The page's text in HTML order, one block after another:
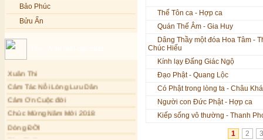
Bích Thảo
Bích Tuyền
Cẩm Vân
Cao Duy
Cao Minh
Châu Khánh Hà
Chế Thanh
Bảo Phúc
Bửu Ấn
Chúc Linh
Chung Quân
Chương Đức
Cù Lệ Duyên
Xuân Thi
Cảm Tác Nỗi Lòng Lưu Dân
Cảm Ơn Cuộc đời
Chúc Mừng Năm Mới 2018
Dòng ĐỜI
Tâm Thiền
Thế Tôn ca - Hợp ca
Quán Thế Âm - Gia Huy
Dâng Thầy một đóa Hoa Tâm -
Chúc Hiếu
Kính lạy Đấng Giác Ngộ
Đạo Phật - Quang Lộc
Có Phật trong lòng ta - Châu
Người con Đức Phật - Hợp ca
Kiếp sống vô thường - Thanh
1 2 3